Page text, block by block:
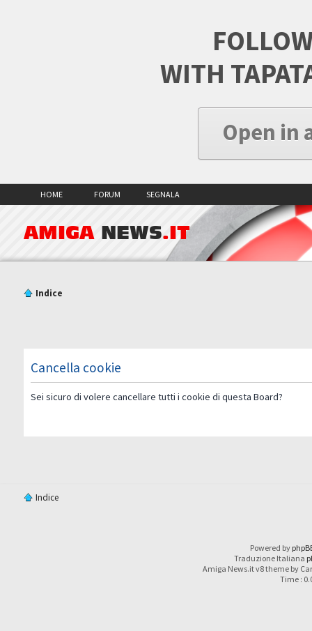
WITH
Open in
HOME FORUM SEGNALA
AMIGA NEWS.IT
Indice
Cancella cookie
Sei sicuro di volere cancellare tutti i cookie di questa Board?
Indice
Powered by
Traduzione Italiana
Amiga News.it v8 theme by
Time :